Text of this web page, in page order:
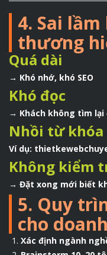
4. Sai
thương
Quá dài
→ Khó nhớ, khó SEO
Khó đọc
→ Khách không tìm lại
Nhồi từ khóa
Ví dụ:
Không kiểm
→ Đặt xong mới biết
5. Quy
cho
Xác định ngành